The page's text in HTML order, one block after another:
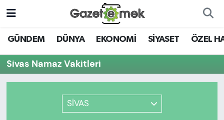
GÜNDEM DÜNYA EKONOMİ SİYASET ÖZEL
Sivas Namaz Vakitleri
SİVAS
DÜNYA
EKONOMİ
YENİ MEDYADA EMEK
Nöbetçi Eczaneler
Hava Durumu
Trafik Durumu